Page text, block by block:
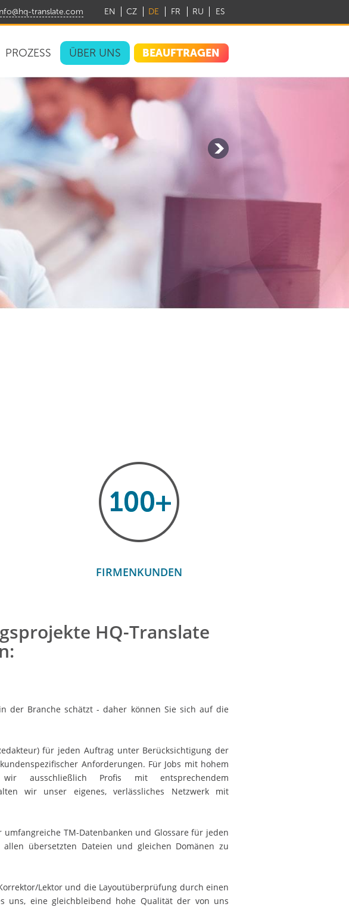
EN CZ DE FR RU ES
translate.com
PROZESS ÜBER UNS BEAUFTRAGEN
FIRMENKUNDEN
HQ-Translate
der Branche schätzt - daher können Sie sich auf die
für jeden Auftrag unter Berücksichtigung der
Anforderungen. Für Jobs mit hohem
wir ausschließlich Profis mit entsprechendem
wir unser eigenes, verlässliches Netzwerk mit
TM-Datenbanken und Glossare für jeden
übersetzten Dateien und gleichen Domänen zu
Lektor und die Layoutüberprüfung durch einen
uns, eine gleichbleibend hohe Qualität der von uns